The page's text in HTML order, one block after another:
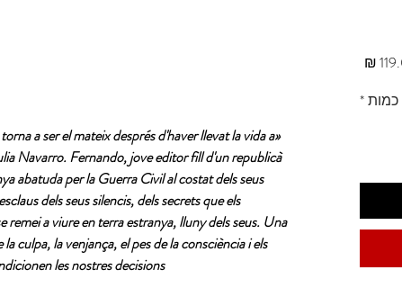
a ser el mateix després d'haver llevat la vida a
Navarro. Fernando, jove editor fill d'un republicà
abatuda per la Guerra Civil al costat dels seus
dels seus silencis, dels secrets que els
remei a viure en terra estranya, lluny dels seus. Una
culpa, la venjança, el pes de la consciència i els
les nostres decisions.
כמות*